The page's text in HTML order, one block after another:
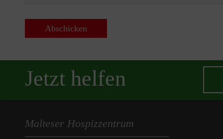
Abschicken
Jetzt helfen
Malteser Hospizzentrum